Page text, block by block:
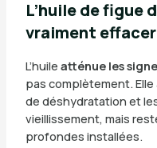
L’huile de figue
vraiment
L’huile atténue les
pas complètement.
de déshydratation et
vieillissement, mais
profondes installées.